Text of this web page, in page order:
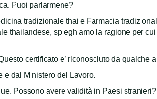
Puoi parlarmene?
tradizionale thai e Farmacia
thailandese, spieghiamo la ragione per
certificato e’ riconosciuto da qualche
e dal Ministero del Lavoro.
Possono avere validità in Paesi stranieri?